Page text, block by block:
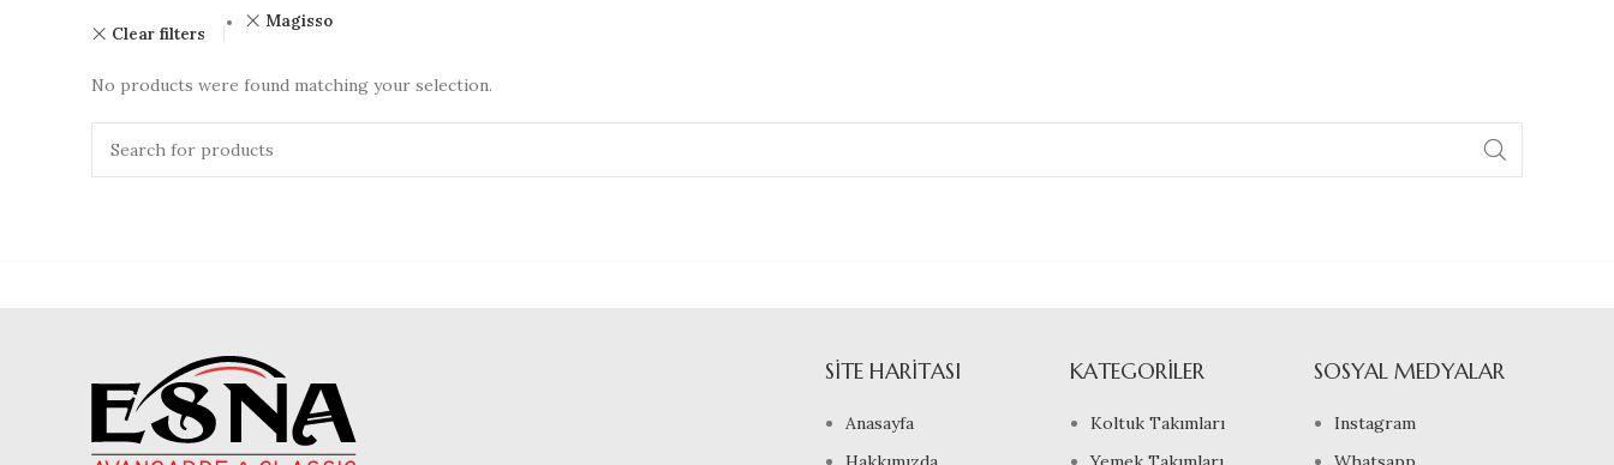
Clear filters
Magisso
No products were found matching your selection.
SITE HARITASI
Anasayfa
KATEGORILER
Koltuk Takımları
SOSYAL MEDYALAR
Instagram